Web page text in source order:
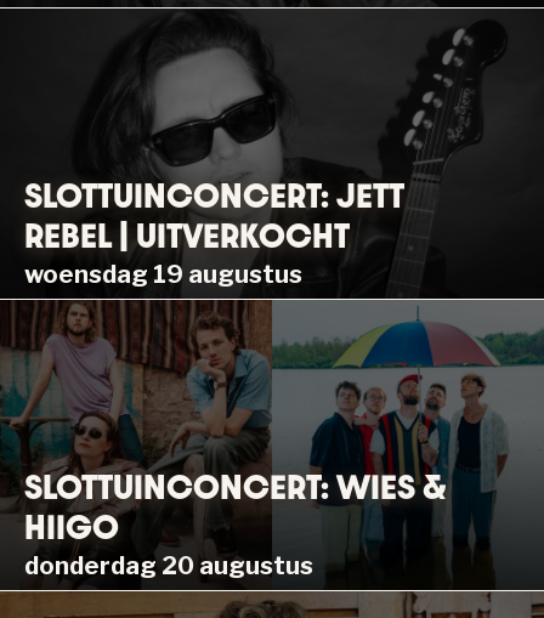
SLOTTUINCONCERT: JETT
REBEL | UITVERKOCHT
woensdag 19 augustus
SLOTTUINCONCERT: WIES &
HIIGO
donderdag 20 augustus